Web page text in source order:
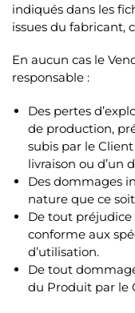
indiqués dans les
issues du fabricant,
En aucun cas le
responsable :
Des pertes
de production,
subis par le
livraison ou d’un
Des dommages
nature que ce
De tout
conforme aux
d’utilisation.
De tout
du Produit par le